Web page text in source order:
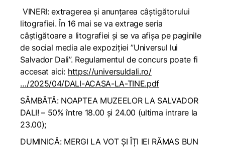
VINERI: extragerea și anunțarea câștigătorului
litografiei. În 16 mai se va extrage seria
câștigătoare a litografiei și se va afișa pe paginile
de social media ale expoziției ”Universul lui
Salvador Dali”. Regulamentul de concurs poate fi
accesat aici: https://universuldali.ro/
…/2025/04/DALI-ACASA-LA-TINE.pdf
SÂMBĂTĂ: NOAPTEA MUZEELOR LA SALVADOR
DALI! – 50% între 18.00 și 24.00 (ultima intrare la
23.00);
DUMINICĂ: MERGI LA VOT ȘI ÎȚI IEI RĂMAS BUN